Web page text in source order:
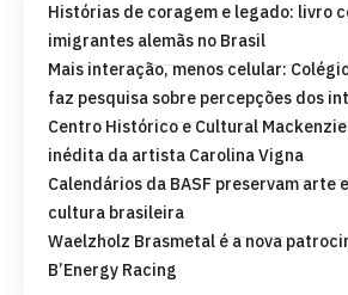
Histórias de coragem e legado: livro
imigrantes alemãs no Brasil
Mais interação, menos celular:
faz pesquisa sobre percepções dos
Centro Histórico e Cultural
inédita da artista Carolina Vigna
Calendários da BASF preservam arte
cultura brasileira
Waelzholz Brasmetal é a nova
B’Energy Racing